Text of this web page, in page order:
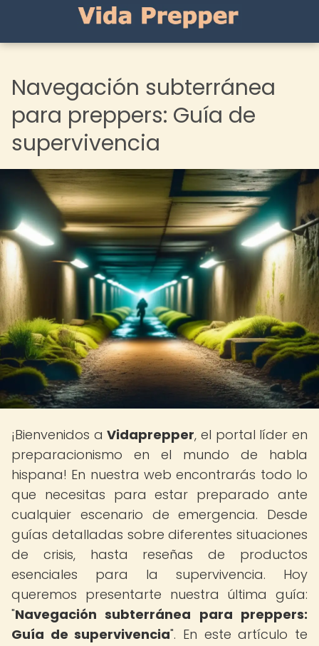
Navegación subterránea
para preppers: Guía de
supervivencia
¡Bienvenidos aVidaprepper, el portal líder en
preparacionismo en el mundo de habla
hispana! En nuestra web encontrarás todo lo
que necesitas para estar preparado ante
cualquier escenario de emergencia. Desde
guías detalladas sobre diferentes situaciones
de crisis, hasta reseñas de productos
esenciales para la supervivencia. Hoy
queremos presentarte nuestra última guía:
"Navegación subterránea para preppers:
Guía de supervivencia". En este artículo te